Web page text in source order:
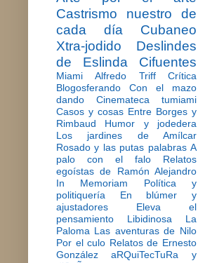
Castrismo nuestro de
cada día
Cubaneo
Xtra-jodido
Deslindes
de Eslinda Cifuentes
Miami Alfredo Triff
Crítica
Blogosferando
Con el mazo
dando
Cinemateca tumiami
Casos y cosas Entre Borges y
Rimbaud
Humor y jodedera
Los jardines de Amílcar
Rosado y las putas palabras A
palo con el falo
Relatos
egoístas de Ramón Alejandro
In Memoriam
Política y
politiquería
En blúmer y
ajustadores
Eleva el
pensamiento
Libidinosa
La
Paloma Las aventuras de Nilo
Por el culo Relatos de Ernesto
González
aRQuiTecTuRa y